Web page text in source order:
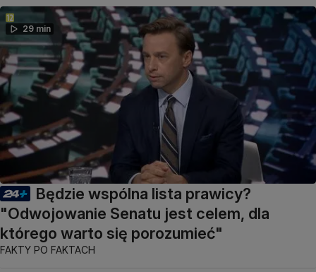
29 min
Będzie wspólna lista prawicy?
"Odwojowanie Senatu jest celem, dla
którego warto się porozumieć"
FAKTY PO FAKTACH